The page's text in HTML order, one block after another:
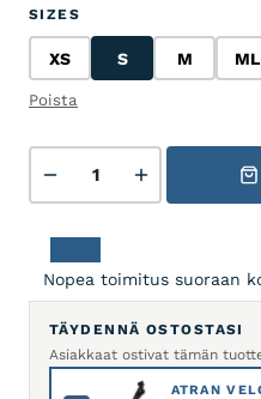
SIZES
XS
XS S
S M
M ML
ML
Poista
Nopea toimitus suoraan
TÄYDENNÄ OSTOSTASI
Asiakkaat ostivat tämän
ATRAN